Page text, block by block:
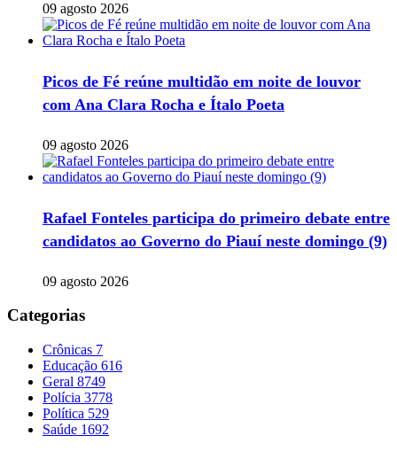
09 agosto 2026
Picos de Fé reúne multidão em noite de louvor
com Ana Clara Rocha e Ítalo Poeta
09 agosto 2026
Rafael Fonteles participa do primeiro debate entre
candidatos ao Governo do Piauí neste domingo (9)
09 agosto 2026
Categorias
Crônicas 7
Educação 616
Geral 8749
Polícia 3778
Política 529
Saúde 1692